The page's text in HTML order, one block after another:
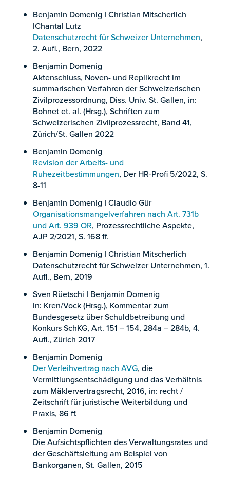
Benjamin Domenig I Christian Mitscherlich
IChantal Lutz
Datenschutzrecht für Schweizer Unternehmen,
2. Aufl., Bern, 2022
Benjamin Domenig
Aktenschluss, Noven- und Replikrecht im
summarischen Verfahren der Schweizerischen
Zivilprozessordnung, Diss. Univ. St. Gallen, in:
Bohnet et. al. (Hrsg.), Schriften zum
Schweizerischen Zivilprozessrecht, Band 41,
Zürich/St. Gallen 2022
Benjamin Domenig
Revision der Arbeits- und
Ruhezeitbestimmungen, Der HR-Profi 5/2022, S.
8-11
Benjamin Domenig I Claudio Gür
Organisationsmangelverfahren nach Art. 731b
und Art. 939 OR, Prozessrechtliche Aspekte,
AJP 2/2021, S. 168 ff.
Benjamin Domenig I Christian Mitscherlich
Datenschutzrecht für Schweizer Unternehmen, 1.
Aufl., Bern, 2019
Sven Rüetschi I Benjamin Domenig
in: Kren/Vock (Hrsg.), Kommentar zum
Bundesgesetz über Schuldbetreibung und
Konkurs SchKG, Art. 151 – 154, 284a – 284b, 4.
Aufl., Zürich 2017
Benjamin Domenig
Der Verleihvertrag nach AVG, die
Vermittlungsentschädigung und das Verhältnis
zum Mäklervertragsrecht, 2016, in: recht /
Zeitschrift für juristische Weiterbildung und
Praxis, 86 ff.
Benjamin Domenig
Die Aufsichtspflichten des Verwaltungsrates und
der Geschäftsleitung am Beispiel von
Bankorganen, St. Gallen, 2015